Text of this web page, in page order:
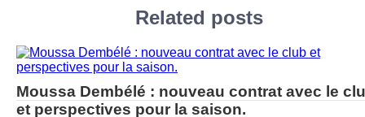
Related posts
Moussa Dembélé : nouveau contrat avec le
et perspectives pour la saison.